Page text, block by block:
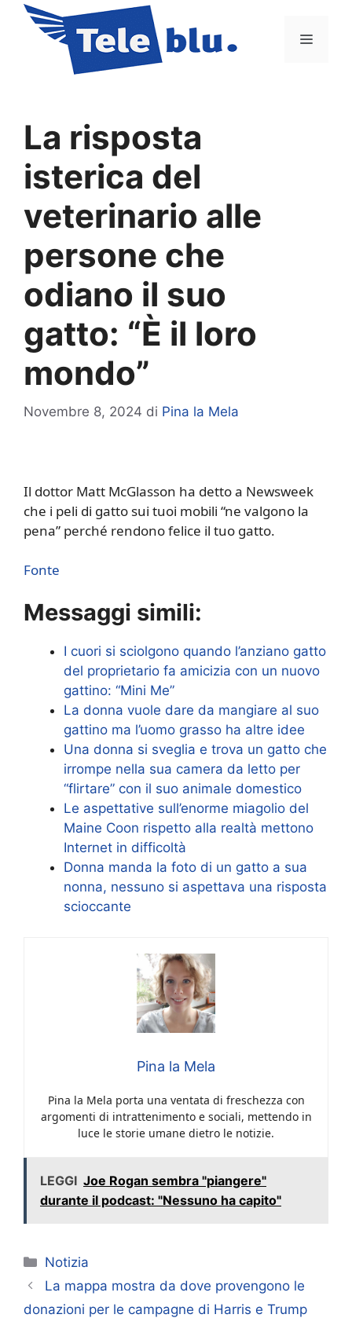
contenuto
Menu
La risposta
isterica del
veterinario alle
persone che
odiano il suo
gatto: “È il loro
mondo”
Novembre 8, 2024 di Pina la Mela
Il dottor Matt McGlasson ha detto a Newsweek
che i peli di gatto sui tuoi mobili “ne valgono la
pena” perché rendono felice il tuo gatto.
Fonte
Messaggi simili:
I cuori si sciolgono quando l’anziano gatto
del proprietario fa amicizia con un nuovo
gattino: “Mini Me”
La donna vuole dare da mangiare al suo
gattino ma l’uomo grasso ha altre idee
Una donna si sveglia e trova un gatto che
irrompe nella sua camera da letto per
“flirtare” con il suo animale domestico
Le aspettative sull’enorme miagolio del
Maine Coon rispetto alla realtà mettono
Internet in difficoltà
Donna manda la foto di un gatto a sua
nonna, nessuno si aspettava una risposta
scioccante
Pina la Mela
Pina la Mela porta una ventata di freschezza con
argomenti di intrattenimento e sociali, mettendo in
luce le storie umane dietro le notizie.
LEGGI Joe Rogan sembra "piangere"
durante il podcast: "Nessuno ha capito"
Categorie
Notizia
La mappa mostra da dove provengono le
donazioni per le campagne di Harris e Trump